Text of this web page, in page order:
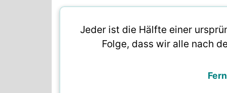
Jeder ist die Hälfte einer
Folge, dass wir alle nach